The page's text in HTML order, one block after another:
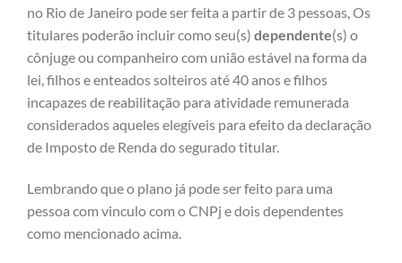
no Rio de Janeiro pode ser feita a partir de 3 pessoas, Os
titulares poderão incluir como seu(s) dependente(s) o
cônjuge ou companheiro com união estável na forma da
lei, filhos e enteados solteiros até 40 anos e filhos
incapazes de reabilitação para atividade remunerada
considerados aqueles elegíveis para efeito da declaração
de Imposto de Renda do segurado titular.
Lembrando que o plano já pode ser feito para uma
pessoa com vinculo com o CNPj e dois dependentes
como mencionado acima.